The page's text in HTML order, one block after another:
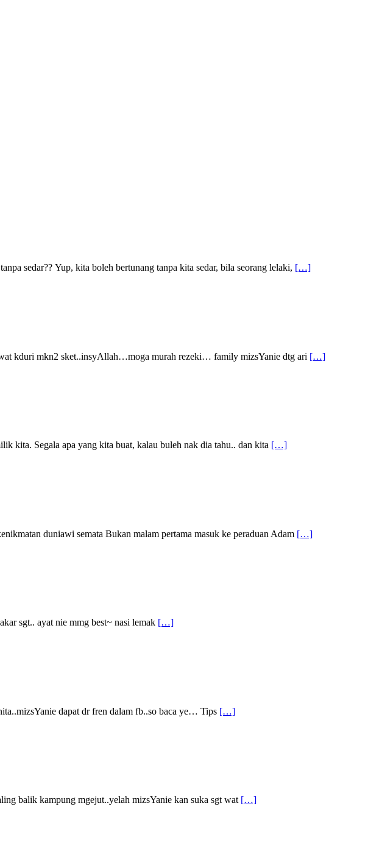
sedar?? Yup, kita boleh bertunang tanpa kita sedar, bila seorang lelaki, […]
kduri mkn2 sket..insyAllah…moga murah rezeki… family mizsYanie dtg ari […]
Segala apa yang kita buat, kalau buleh nak dia tahu.. dan kita […]
duniawi semata Bukan malam pertama masuk ke peraduan Adam […]
sgt.. ayat nie mmg best~ nasi lemak […]
dapat dr fren dalam fb..so baca ye… Tips […]
balik kampung mgejut..yelah mizsYanie kan suka sgt wat […]